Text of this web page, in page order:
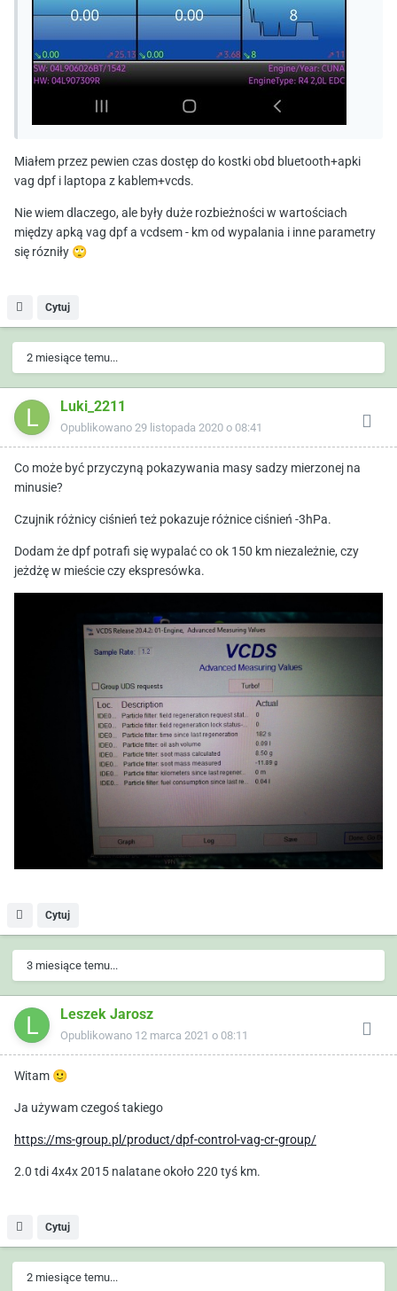
Miałem przez pewien czas dostęp do kostki obd bluetooth+apki
vag dpf i laptopa z kablem+vcds.
Nie wiem dlaczego, ale były duże rozbieżności w wartościach
między apką vag dpf a vcdsem - km od wypalania i inne parametry
się rózniły 🙄
Cytuj
2 miesiące temu...
Luki_2211
Opublikowano 29 listopada 2020 o 08:41
Co może być przyczyną pokazywania masy sadzy mierzonej na
minusie?
Czujnik różnicy ciśnień też pokazuje różnice ciśnień -3hPa.
Dodam że dpf potrafi się wypalać co ok 150 km niezależnie, czy
jeżdżę w mieście czy ekspresówka.
Cytuj
3 miesiące temu...
Leszek Jarosz
Opublikowano 12 marca 2021 o 08:11
Witam 🙂
Ja używam czegoś takiego
https://ms-group.pl/product/dpf-control-vag-cr-group/
2.0 tdi 4x4x 2015 nalatane około 220 tyś km.
Cytuj
2 miesiące temu...